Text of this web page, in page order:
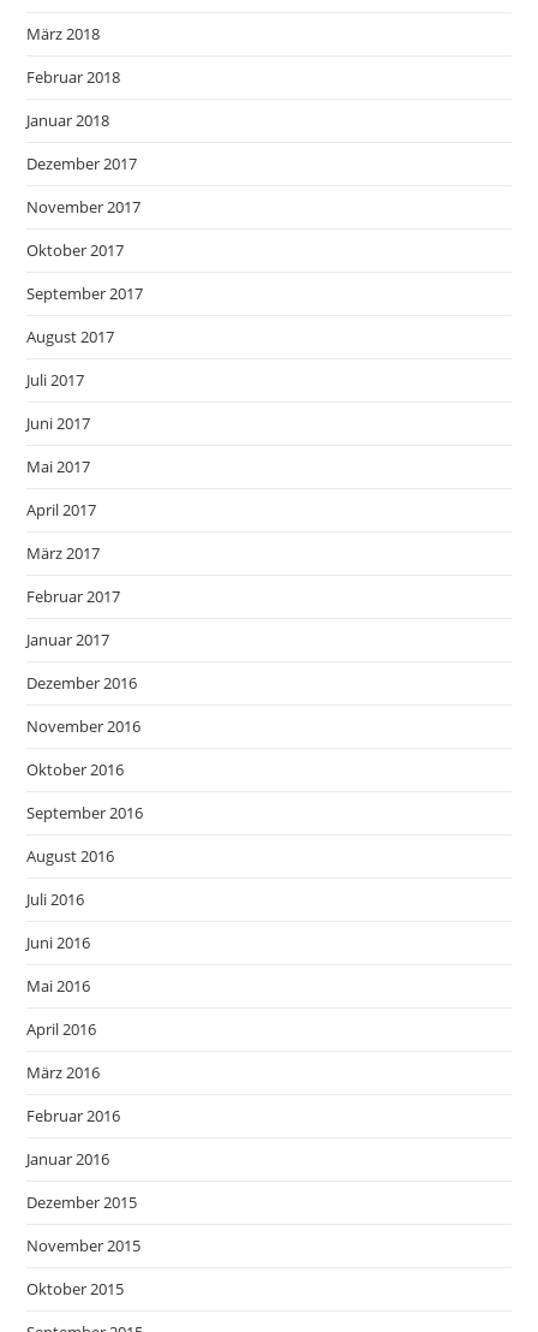
März 2018
Februar 2018
Januar 2018
Dezember 2017
November 2017
Oktober 2017
September 2017
August 2017
Juli 2017
Juni 2017
Mai 2017
April 2017
März 2017
Februar 2017
Januar 2017
Dezember 2016
November 2016
Oktober 2016
September 2016
August 2016
Juli 2016
Juni 2016
Mai 2016
April 2016
März 2016
Februar 2016
Januar 2016
Dezember 2015
November 2015
Oktober 2015